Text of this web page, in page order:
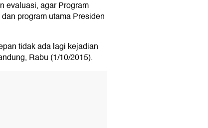
evaluasi, agar Program
program utama Presiden
tidak ada lagi kejadian
Rabu (1/10/2015).